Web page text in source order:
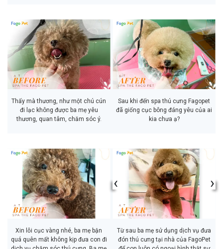
Thấy mà thương, như một chú cún
đi lạc không được ba mẹ yêu
thương, quan tâm, chăm sóc ý.
Sau khi đến spa thú cưng Fagopet
đã giống cục bông đáng yêu của ai
kia chưa ạ?
Xin lỗi cục vàng nhé, ba mẹ bận
quá quên mất không kịp đưa con đi
‹ ›
Từ sau ba mẹ sử dụng dịch vụ đưa
đón thú cưng tại nhà của FagoPet